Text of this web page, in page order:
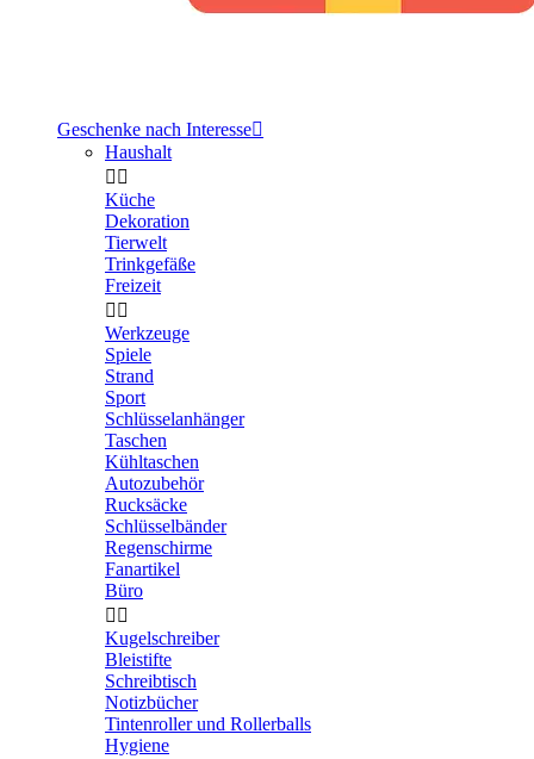
Geschenke nach Interesse
Haushalt
 
Küche
Dekoration
Tierwelt
Trinkgefäße
Freizeit
 
Werkzeuge
Spiele
Strand
Sport
Schlüsselanhänger
Taschen
Kühltaschen
Autozubehör
Rucksäcke
Schlüsselbänder
Regenschirme
Fanartikel
Büro
 
Kugelschreiber
Bleistifte
Schreibtisch
Notizbücher
Tintenroller und Rollerballs
Hygiene